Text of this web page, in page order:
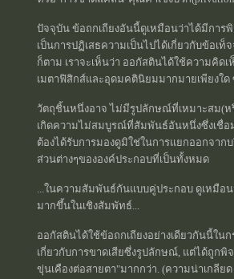
ปัจจุบัน ข้อถกเถียงอันนี้ดูเหมือนว่าได้มีการ
เป็นการปฏิเสธความเป็นไปได้เกี่ยวกับข้อเท็
ก็ตาม เราจะเห็นว่า ออกัสตินได้ใช้ความคิ
เมตาฟิสิกส์และอุดมคตินิยมมากมายเพียงใด
วัตถุชิ้นหนึ่งอาจ ไม่มีรูปลักษณ์ที่เหมาะสม(ห
เกิดความไม่สมบูรณ์ที่สัมพันธ์อันหนึ่งซึ่งเชื่อม
ต้องได้รับการมองดูมิใช่ในการแยกออกจาก
ส่วนต่างๆขององค์ประกอบที่เป็นทั้งหมด
...ในความสัมพันธ์กันแบบคู่ประกอบ ดูเหมือ
มากขึ้นในเชิงสัมพัทธ์...
ออกัสตินได้ใช้ข้อถกเถียงอย่างเดียวกันนี้ใน
เกี่ยวกับการขาดเสียซึ่งรูปลักษณ์, แต่ได้ถูกพิ
ขุ่นเคืองต่อสายตา"มากกว่า. (ความน่าเกลีย